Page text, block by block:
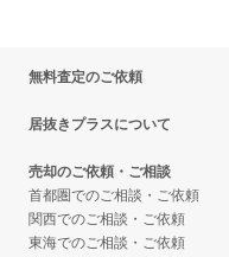
の飲食店の居抜き売却物件
区の飲食店の居抜き売却物
区の飲食店の居抜き売却物件
区の飲食店の居抜き売却物
区のカフェの居抜き売却
23区のテイクアウトの居抜
23区のお弁当・惣菜・デリ
23区のカラオケ・パブ・ス
のお弁当・惣菜・デリの居
区のバーの居抜き売却物件の
区の居酒屋・ダイニングバ
区の和食の居抜き売却物件の
無料査定のご依頼
居抜きプラスについて
売却のご依頼・ご相談
首都圏でのご相談・ご依頼
関西でのご相談・ご依頼
東海でのご相談・ご依頼